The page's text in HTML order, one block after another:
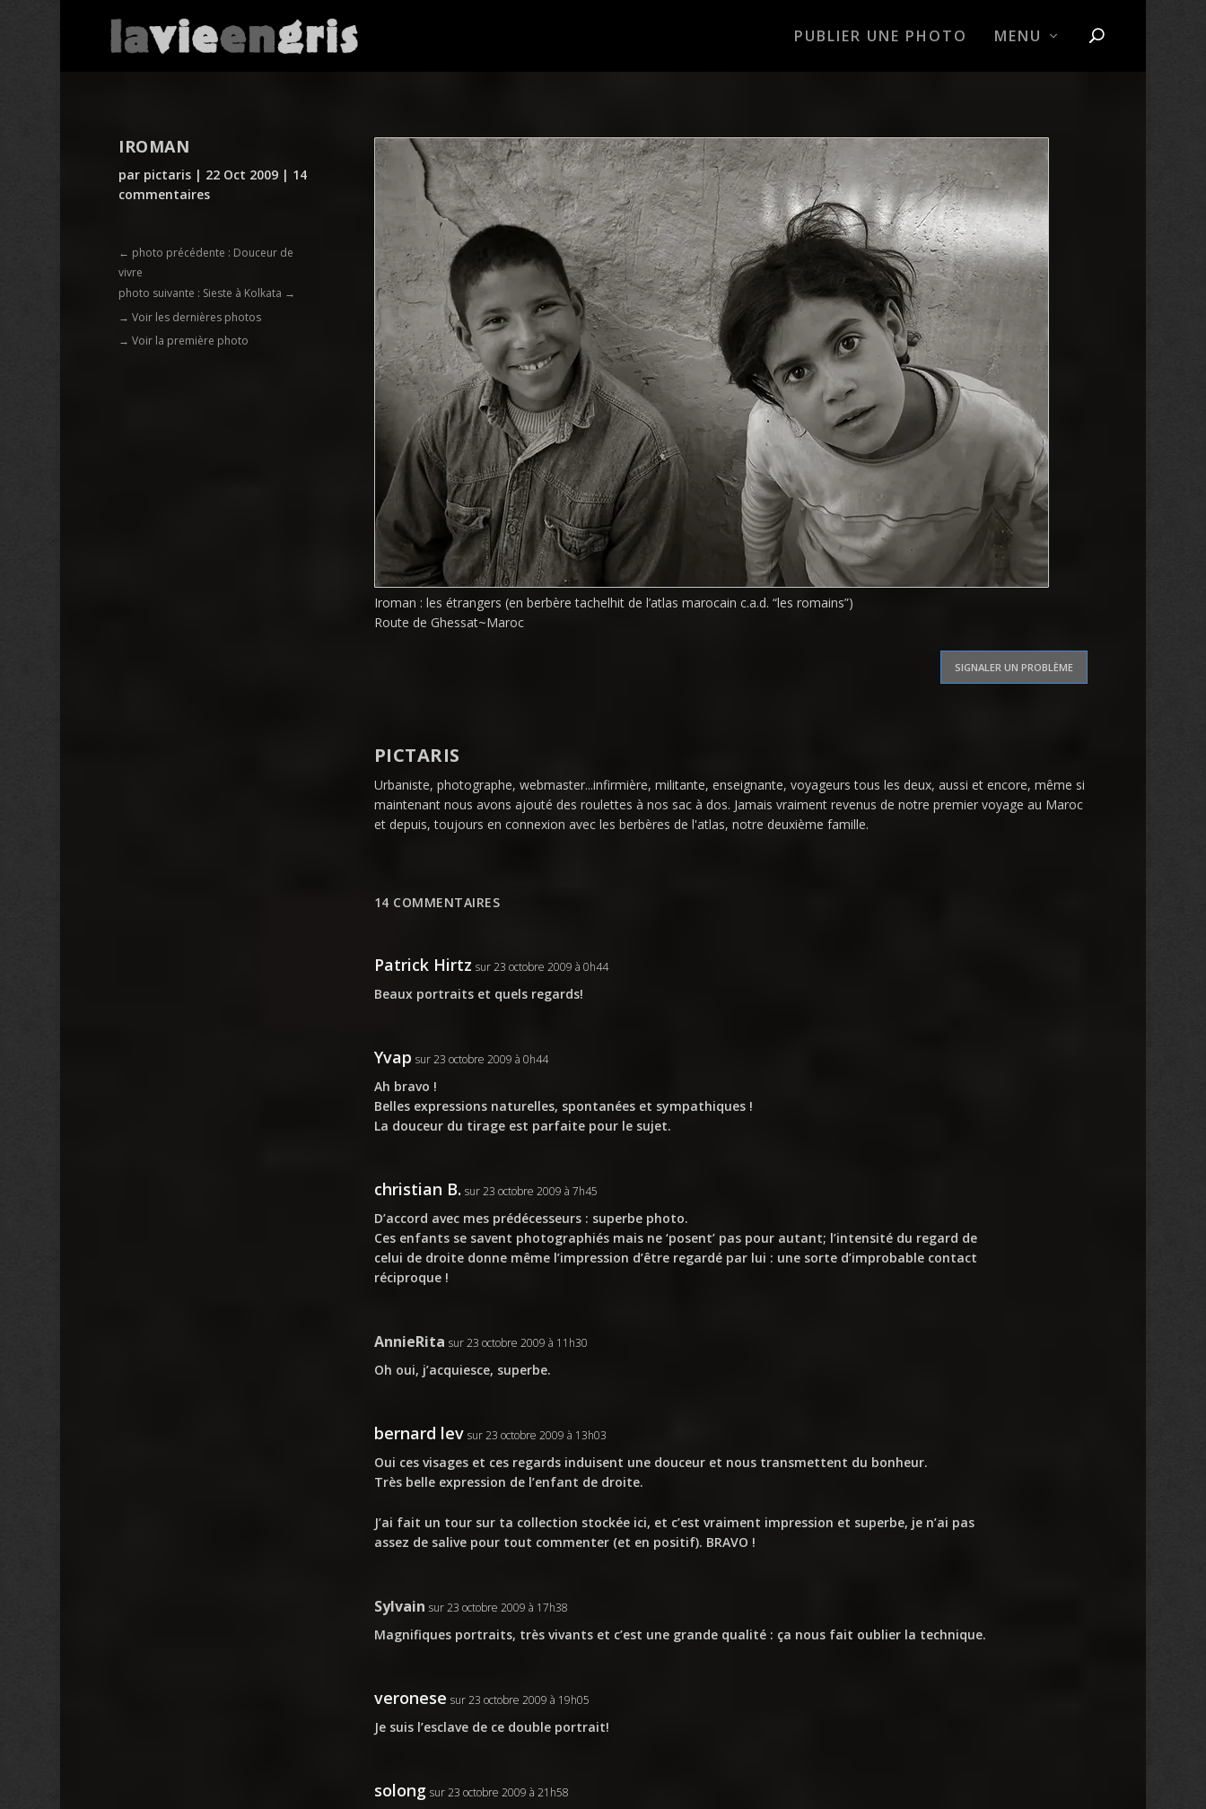
PUBLIER UNE PHOTO MENU
IROMAN
par pictaris | 22 Oct 2009 | 14
commentaires
← photo précédente : Douceur de
vivre
photo suivante : Sieste à Kolkata →
→ Voir les dernières photos
→ Voir la première photo
Iroman : les étrangers (en berbère tachelhit de l’atlas marocain c.a.d. “les romains”)
Route de Ghessat~Maroc
SIGNALER UN PROBLÈME
PICTARIS
Urbaniste, photographe, webmaster...infirmière, militante, enseignante, voyageurs tous les deux, aussi et encore, même si
maintenant nous avons ajouté des roulettes à nos sac à dos. Jamais vraiment revenus de notre premier voyage au Maroc
et depuis, toujours en connexion avec les berbères de l'atlas, notre deuxième famille.
14 COMMENTAIRES
Patrick Hirtz sur 23 octobre 2009 à 0h44
Beaux portraits et quels regards!
Yvap sur 23 octobre 2009 à 0h44
Ah bravo !
Belles expressions naturelles, spontanées et sympathiques !
La douceur du tirage est parfaite pour le sujet.
christian B. sur 23 octobre 2009 à 7h45
D’accord avec mes prédécesseurs : superbe photo.
Ces enfants se savent photographiés mais ne ‘posent’ pas pour autant; l’intensité du regard de
celui de droite donne même l’impression d’être regardé par lui : une sorte d’improbable contact
réciproque !
AnnieRita sur 23 octobre 2009 à 11h30
Oh oui, j’acquiesce, superbe.
bernard lev sur 23 octobre 2009 à 13h03
Oui ces visages et ces regards induisent une douceur et nous transmettent du bonheur.
Très belle expression de l’enfant de droite.
J’ai fait un tour sur ta collection stockée ici, et c’est vraiment impression et superbe, je n’ai pas
assez de salive pour tout commenter (et en positif). BRAVO !
Sylvain sur 23 octobre 2009 à 17h38
Magnifiques portraits, très vivants et c’est une grande qualité : ça nous fait oublier la technique.
veronese sur 23 octobre 2009 à 19h05
Je suis l’esclave de ce double portrait!
solong sur 23 octobre 2009 à 21h58